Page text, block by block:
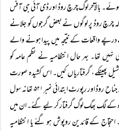
بالآخر لوگ چرچ روڈ اور ڈی آئی جی آفس
چرچ روڈ پر لوگوں نے بعض گرجوں کو جلانے
واقعات کے نتیجہ میں پیدا ہونے والے
تھا۔ بہر حال انتظامیہ نے نظم عامہ کو
پھینکے، گرفتاریاں کیں۔ اس کشیدہ صورت
حال سے متعلق رپورٹ ابتدائی نمبر ۱۸۴ تھانہ جناح روڈ اور رپورٹ ابتدائی نمبر ۵۲۱ تھانہ سول
کے لگ بھگ لوگ گرفتار کر لیے گئے۔ ان میں
کے قائدین روپوش ہو گئے یا انتظامیہ